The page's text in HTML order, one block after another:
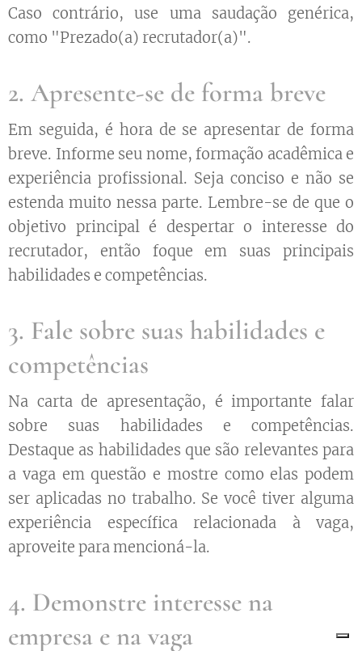
Caso contrário, use uma saudação genérica,
como "Prezado(a) recrutador(a)".
2. Apresente-se de forma breve
Em seguida, é hora de se apresentar de forma
breve. Informe seu nome, formação acadêmica e
experiência profissional. Seja conciso e não se
estenda muito nessa parte. Lembre-se de que o
objetivo principal é despertar o interesse do
recrutador, então foque em suas principais
habilidades e competências.
3. Fale sobre suas habilidades e
competências
Na carta de apresentação, é importante falar
sobre suas habilidades e competências.
Destaque as habilidades que são relevantes para
a vaga em questão e mostre como elas podem
ser aplicadas no trabalho. Se você tiver alguma
experiência específica relacionada à vaga,
aproveite para mencioná-la.
4. Demonstre interesse na
empresa e na vaga